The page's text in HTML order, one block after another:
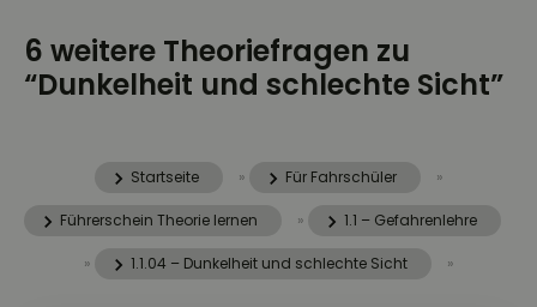
6 weitere Theoriefragen zu
“Dunkelheit und schlechte Sicht”
Startseite » Für Fahrschüler »
Führerschein Theorie lernen » 1.1 – Gefahrenlehre
» 1.1.04 – Dunkelheit und schlechte Sicht »